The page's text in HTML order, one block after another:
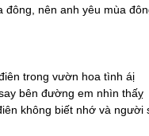
đông, nên anh yêu mùa
trong vườn hoa tình áị
bên đường em nhìn thấỵ
không biết nhớ và người